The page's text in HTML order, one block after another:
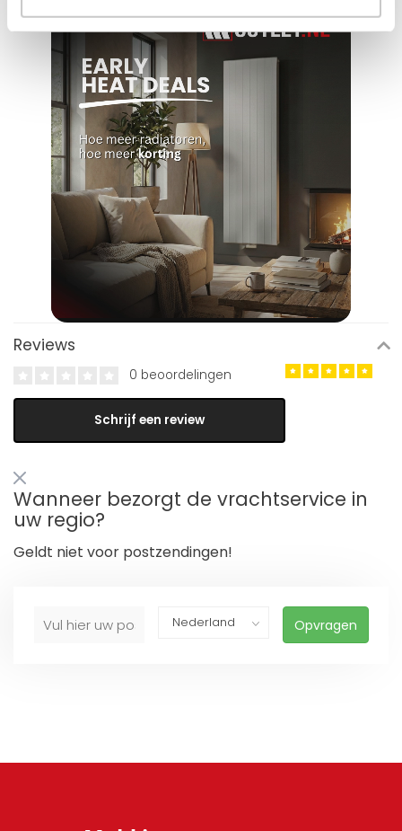
Reviews
0 beoordelingen
Schrijf een review
Wanneer bezorgt de vrachtservice in
uw regio?
Geldt niet voor postzendingen!
Opvragen